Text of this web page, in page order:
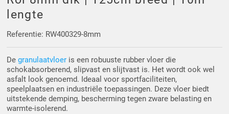
Driehoek/Wig profielen
Silicone U Profielen
Luikenpakking
Oploopprofielen
Hoekprofielen
O-ringen
Schoonmaakmiddel
lengte
Referentie: RW400329-8mm
Degranulaatvloer is een robuuste rubber vloer die
schokabsorberend, slipvast en slijtvast is. Het wordt ook wel
asfalt look genoemd. Ideaal voor sportfaciliteiten,
speelplaatsen en industriële toepassingen. Deze vloer biedt
uitstekende demping, bescherming tegen zware belasting en
warmte-isolerend.